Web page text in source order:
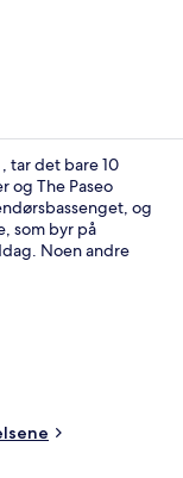
tar det bare 10
og The Paseo
og
som byr på
Noen andre
treningssenter.
skryt fra andre